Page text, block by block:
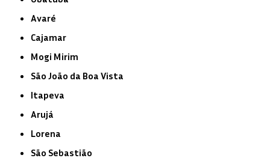
Avaré
Cajamar
Mogi Mirim
São João da Boa Vista
Itapeva
Arujá
Lorena
São Sebastião